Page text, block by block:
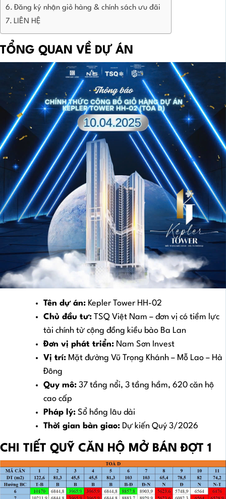
Đăng ký nhận giỏ hàng & chính sách ưu đãi
LIÊN HỆ
TỔNG QUAN VỀ DỰ ÁN
Tên dự án: Kepler Tower HH-02
Chủ đầu tư: TSQ Việt Nam – đơn vị có tiềm lực
tài chính từ cộng đồng kiều bào Ba Lan
Đơn vị phát triển: Nam Sơn Invest
Vị trí: Mặt đường Vũ Trọng Khánh – Mỗ Lao – Hà
Đông
Quy mô: 37 tầng nổi, 3 tầng hầm, 620 căn hộ
cao cấp
Pháp lý: Sổ hồng lâu dài
Thời gian bàn giao: Dự kiến Quý 3/2026
CHI TIẾT QUỸ CĂN HỘ MỞ BÁN ĐỢT 1